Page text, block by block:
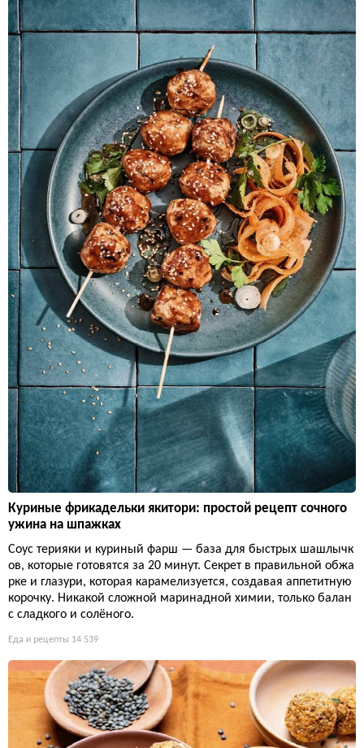
Куриные фрикадельки якитори: простой рецепт сочного
ужина на шпажках
Соус терияки и куриный фарш — база для быстрых шашлычк
ов, которые готовятся за 20 минут. Секрет в правильной обжа
рке и глазури, которая карамелизуется, создавая аппетитную
корочку. Никакой сложной маринадной химии, только балан
с сладкого и солёного.
Еда и рецепты 14 539